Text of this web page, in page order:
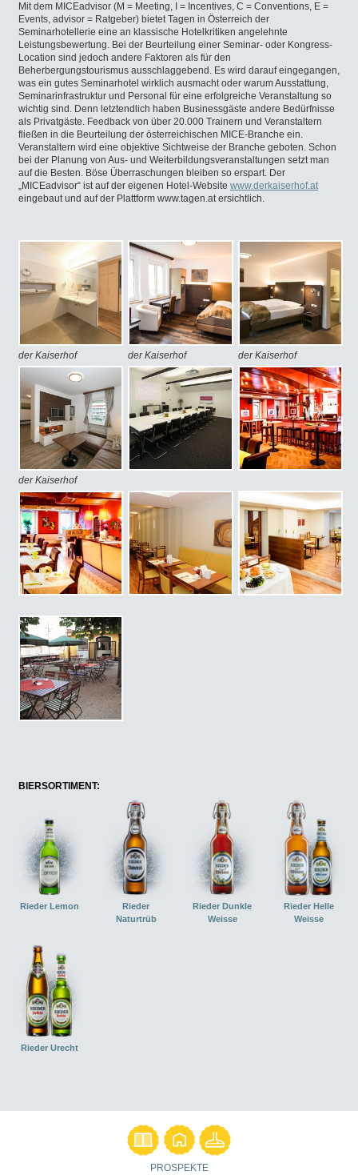
Mit dem MICEadvisor (M = Meeting, I = Incentives, C = Conventions, E =
Events, advisor = Ratgeber) bietet Tagen in Österreich der
Seminarhotellerie eine an klassische Hotelkritiken angelehnte
Leistungsbewertung. Bei der Beurteilung einer Seminar- oder Kongress-
Location sind jedoch andere Faktoren als für den
Beherbergungstourismus ausschlaggebend. Es wird darauf eingegangen,
was ein gutes Seminarhotel wirklich ausmacht oder warum Ausstattung,
Seminarinfrastruktur und Personal für eine erfolgreiche Veranstaltung so
wichtig sind. Denn letztendlich haben Businessgäste andere Bedürfnisse
als Privatgäste. Feedback von über 20.000 Trainern und Veranstaltern
fließen in die Beurteilung der österreichischen MICE-Branche ein.
Veranstaltern wird eine objektive Sichtweise der Branche geboten. Schon
bei der Planung von Aus- und Weiterbildungsveranstaltungen setzt man
auf die Besten. Böse Überraschungen bleiben so erspart. Der
„MICEadvisor“ ist auf der eigenen Hotel-Website www.derkaiserhof.at
eingebaut und auf der Plattform www.tagen.at ersichtlich.
der Kaiserhof der Kaiserhof der Kaiserhof
der Kaiserhof
BIERSORTIMENT:
Rieder Lemon
Rieder
Naturtrüb
Rieder Dunkle
Weisse
Rieder Helle
Weisse
Rieder Urecht
PROSPEKTE